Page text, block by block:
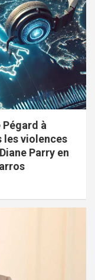
Pégard à
les violences
Parry en